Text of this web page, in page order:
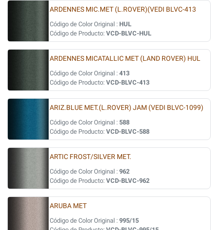
ARDENNES MIC.MET (L.ROVER)(VEDI BLVC-413
Código de Color Original : HUL
Código de Producto: VCD-BLVC-HUL
ARDENNES MICATALLIC MET (LAND ROVER) HUL
Código de Color Original : 413
Código de Producto: VCD-BLVC-413
ARIZ.BLUE MET.(L.ROVER) JAM (VEDI BLVC-1099)
Código de Color Original : 588
Código de Producto: VCD-BLVC-588
ARTIC FROST/SILVER MET.
Código de Color Original : 962
Código de Producto: VCD-BLVC-962
ARUBA MET
Código de Color Original : 995/15